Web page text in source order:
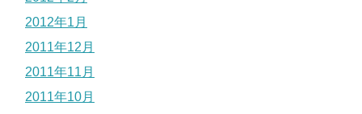
2012年1月
2011年12月
2011年11月
2011年10月